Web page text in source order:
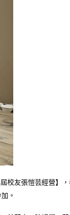
校友張愷芸經營】
。